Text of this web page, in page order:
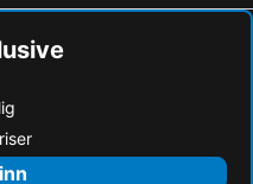
Eventhotell
Hotell Och Konferens Vandrarhem